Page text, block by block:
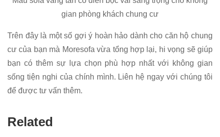
gian phòng khách chung cư
Trên đây là một số gợi ý hoàn hảo dành cho căn hộ chung
cư của bạn mà Moresofa vừa tổng hợp lại, hi vọng sẽ giúp
bạn có thêm sự lựa chọn phù hợp nhất với không gian
sống tiện nghi của chính mình. Liên hệ ngay với chúng tôi
để được tư vấn thêm.
Related